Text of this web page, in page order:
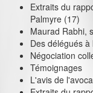
Extraits du
Palmyre (17)
Maurad Rabhi,
Des délégués
Négociation
Témoignages
L'avis de